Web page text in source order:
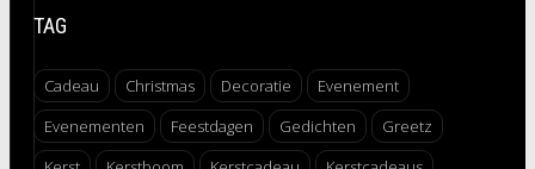
TAG
Cadeau Christmas Decoratie
Evenement
Evenementen
Feestdagen Gedichten
Greetz